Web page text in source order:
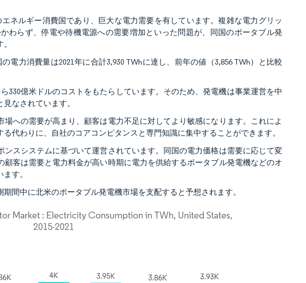
ネルギー消費国であり、巨大な電力需要を有しています。複雑な電力グリッ
わらず、停電や待機電源への需要増加といった問題が、同国のポータブル発
電力消費量は2021年に合計3,930 TWhに達し、前年の値（3,856 TWh）と比較
330億米ドルのコストをもたらしています。そのため、発電機は事業運営を中
なされています。
への需要が高まり、顧客は電力不足に対してより敏感になります。これによ
代わりに、自社のコアコンピタンスと専門知識に集中することができます。
スシステムに基づいて運営されています。同国の電力価格は需要に応じて変
客は需要と電力料金が高い時期に電力を供給するポータブル発電機などのオ
す。
間中に北米のポータブル発電機市場を支配すると予想されます。